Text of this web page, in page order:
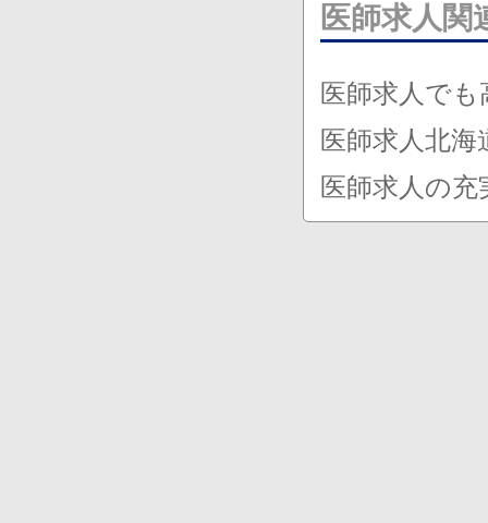
医師求人関
医師求人で
医師求人北
医師求人の